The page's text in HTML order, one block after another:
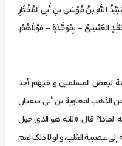
اللهِ بنُ مُوْسَى بنِ أَبِی المُخْتَارِ
العَبْسِیُّ – بِمُوَحَّدَةٍ – مَوْلاَهُمْ،
لبعض المسلمين و فيهم أحد
من الذهب لمعاوية بن أبي سفيان
لماذا؟ قال: «لانه هو الذي حول
عصبية الغلب، و لو لا ذلك لعم